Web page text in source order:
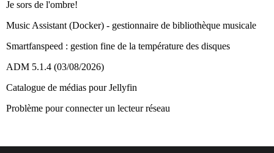
Je sors de l'ombre!
Music Assistant (Docker) - gestionnaire de bibliothèque musicale
Smartfanspeed : gestion fine de la température des disques
ADM 5.1.4 (03/08/2026)
Catalogue de médias pour Jellyfin
Problème pour connecter un lecteur réseau